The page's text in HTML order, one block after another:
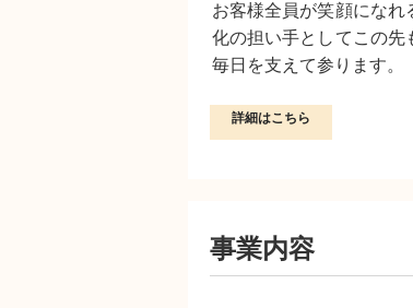
お客様全員が笑顔にな
化の担い手としてこの先
毎日を支えて参ります。
詳細はこちら
事業内容